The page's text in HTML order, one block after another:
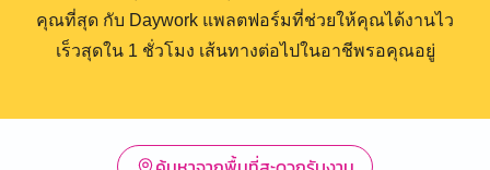
คุณที่สุด กับ Daywork แพลตฟอร์มที่ช่วยให้คุณได้งานไว
เร็วสุดใน 1 ชั่วโมง เส้นทางต่อไปในอาชีพรอคุณอยู่